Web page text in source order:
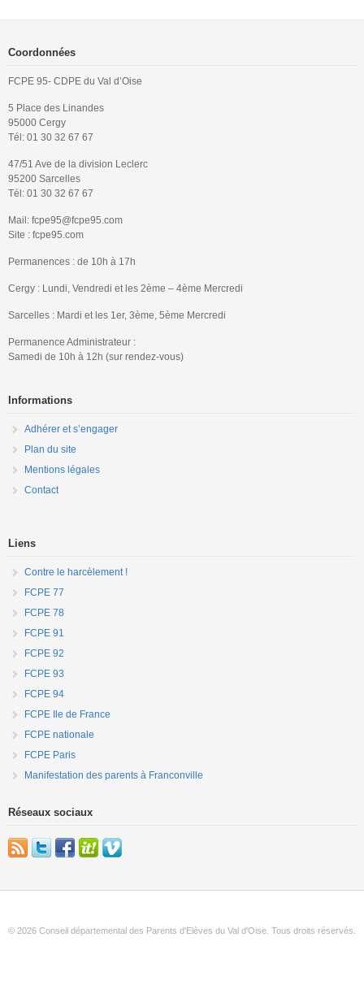
Coordonnées
FCPE 95- CDPE du Val d’Oise
5 Place des Linandes
95000 Cergy
Tél: 01 30 32 67 67
47/51 Ave de la division Leclerc
95200 Sarcelles
Tél: 01 30 32 67 67
Mail: fcpe95@fcpe95.com
Site : fcpe95.com
Permanences : de 10h à 17h
Cergy : Lundi, Vendredi et les 2ème – 4ème Mercredi
Sarcelles : Mardi et les 1er, 3ème, 5ème Mercredi
Permanence Administrateur :
Samedi de 10h à 12h (sur rendez-vous)
Informations
Adhérer et s’engager
Plan du site
Mentions légales
Contact
Liens
Contre le harcèlement !
FCPE 77
FCPE 78
FCPE 91
FCPE 92
FCPE 93
FCPE 94
FCPE Ile de France
FCPE nationale
FCPE Paris
Manifestation des parents à Franconville
Réseaux sociaux
© 2026 Conseil départemental des Parents d'Elèves du Val d'Oise. Tous droits réservés.